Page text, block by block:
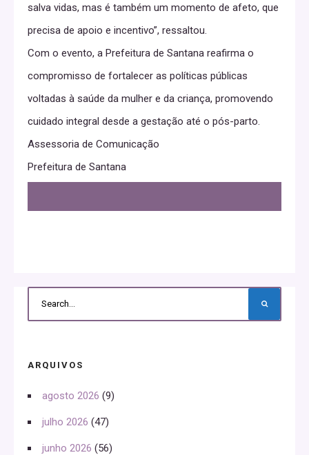
salva vidas, mas é também um momento de afeto, que
precisa de apoio e incentivo”, ressaltou.
Com o evento, a Prefeitura de Santana reafirma o
compromisso de fortalecer as políticas públicas
voltadas à saúde da mulher e da criança, promovendo
cuidado integral desde a gestação até o pós-parto.
Assessoria de Comunicação
Prefeitura de Santana
ARQUIVOS
agosto 2026 (9)
julho 2026 (47)
junho 2026 (56)